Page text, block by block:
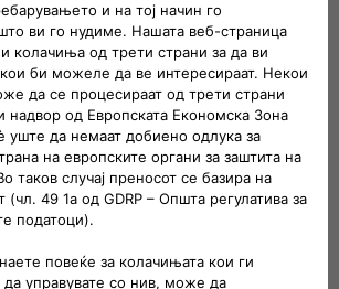
автомобил онлајн
на возила достапни за испорака